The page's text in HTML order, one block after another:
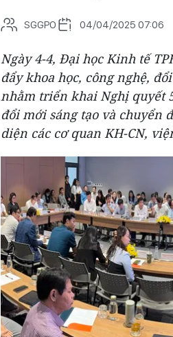
SGGPO 04/04/2025 07:06
Ngày 4-4, Đại học Kinh tế
đẩy khoa học, công nghệ,
nhằm triển khai Nghị quyết
đổi mới sáng tạo và chuyển
diện các cơ quan KH-CN,